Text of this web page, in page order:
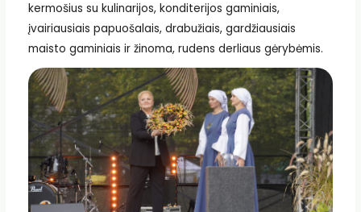
kermošius su kulinarijos, konditerijos gaminiais,
įvairiausiais papuošalais, drabužiais, gardžiausiais
maisto gaminiais ir žinoma, rudens derliaus gėrybėmis.